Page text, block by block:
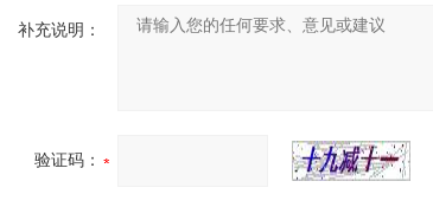
补充说明：
验证码：